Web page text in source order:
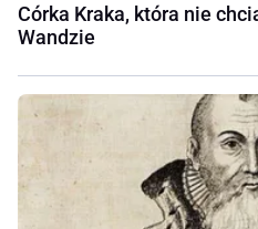
Córka Kraka, która nie
Wandzie